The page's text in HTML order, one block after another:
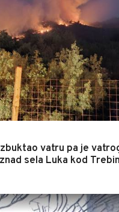
vatru pa je
sela Luka kod